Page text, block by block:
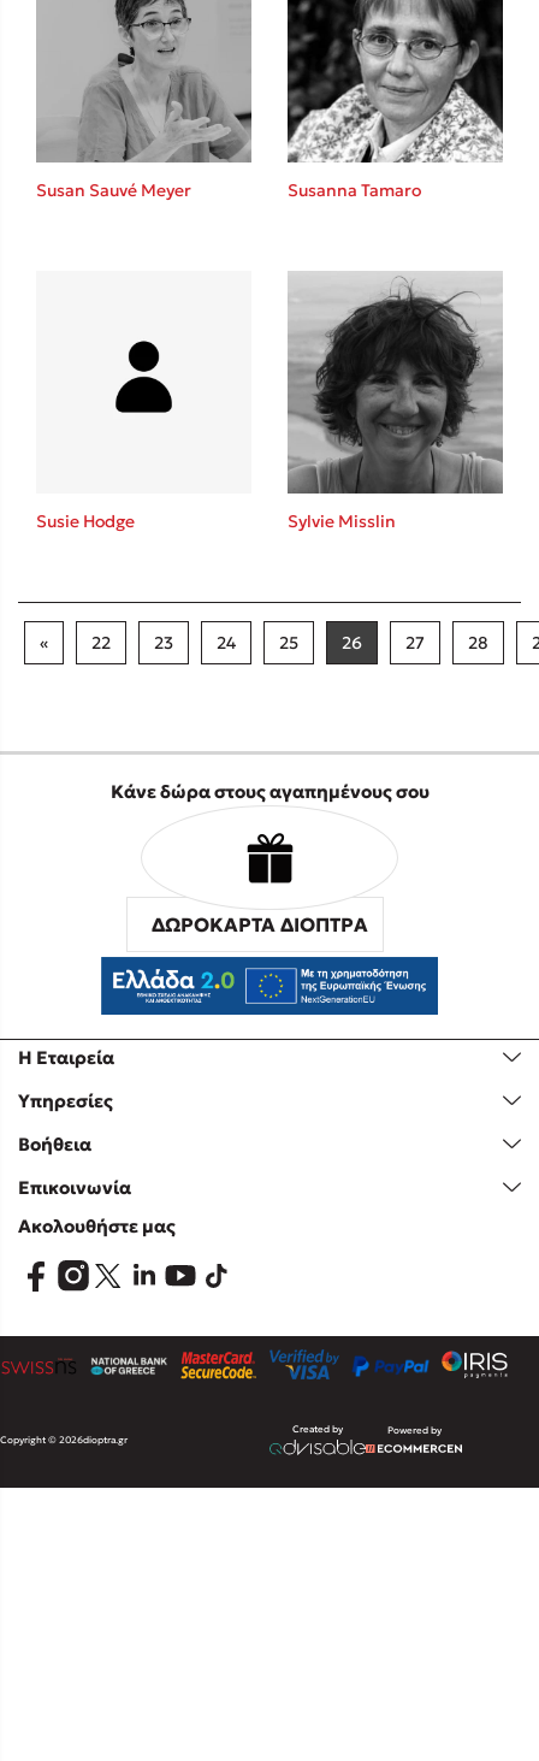
Susan Sauvé Meyer Susanna Tamaro
Susie Hodge Sylvie Misslin
« 22 23 24 25 26 27 28
Η Εταιρεία
Υπηρεσίες
Βοήθεια
Επικοινωνία
Κάνε δώρα στους αγαπημένους σου
ΔΩΡΟΚΑΡΤΑ ΔΙΟΠΤΡΑ
Ακολουθήστε μας
Copyright © 2026dioptra.gr
Created by Powered by